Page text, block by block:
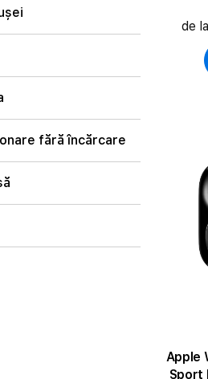
fără încărcare
de
Apple
Sport